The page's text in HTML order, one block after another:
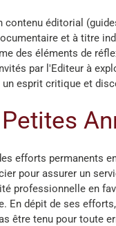
contenu éditorial
et à titre
des éléments de
par l'Editeur à
esprit critique et
efforts permanents
pour assurer un
professionnelle en
En dépit de ses
être tenu pour toute